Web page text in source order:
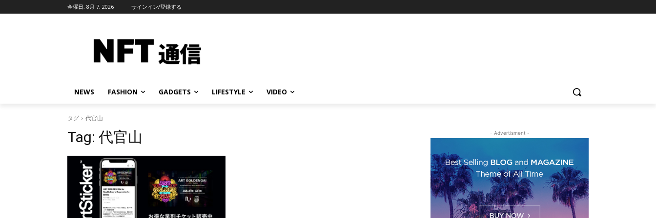
金曜日, 8月 7, 2026 サインイン/登録する
NEWS FASHION GADGETS LIFESTYLE VIDEO
タグ 代官山
Tag: 代官山 - Advertisment -